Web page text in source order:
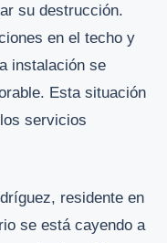
su destrucción.
en el techo y
instalación se
Esta situación
servicios
residente en
se está cayendo a